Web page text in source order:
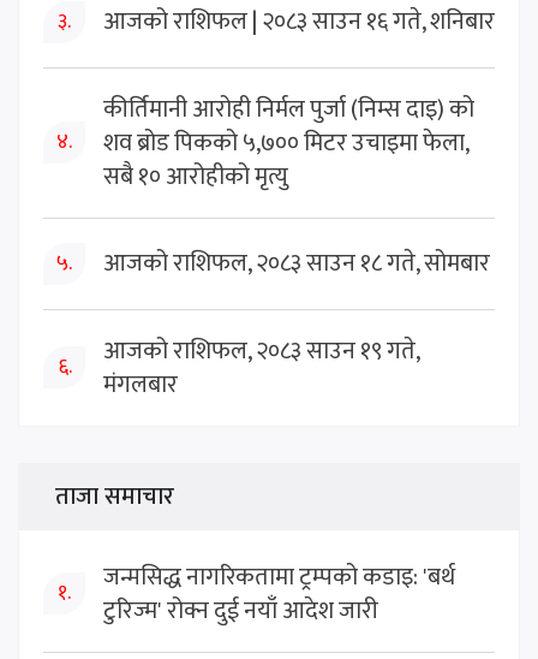
३. आजको राशिफल | २०८३ साउन १६ गते, शनिबार
४.
कीर्तिमानी आरोही निर्मल पुर्जा (निम्स दाइ) को
शव ब्रोड पिकको ५,७०० मिटर उचाइमा फेला,
सबै १० आरोहीको मृत्यु
५. आजको राशिफल, २०८३ साउन १८ गते, सोमबार
६.
आजको राशिफल, २०८३ साउन १९ गते,
मंगलबार
ताजा समाचार
१.
जन्मसिद्ध नागरिकतामा ट्रम्पको कडाइ: 'बर्थ
टुरिज्म' रोक्न दुई नयाँ आदेश जारी